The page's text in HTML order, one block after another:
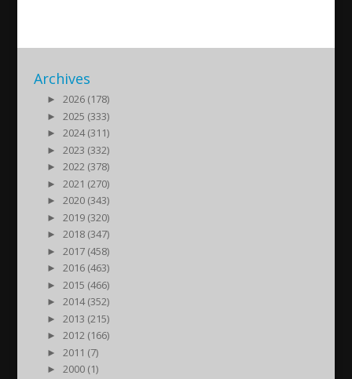
Archives
►
2026 (178)
►
2025 (333)
►
2024 (311)
►
2023 (332)
►
2022 (378)
►
2021 (270)
►
2020 (343)
►
2019 (320)
►
2018 (347)
►
2017 (458)
►
2016 (463)
►
2015 (466)
►
2014 (352)
►
2013 (215)
►
2012 (166)
►
2011 (7)
►
2000 (1)